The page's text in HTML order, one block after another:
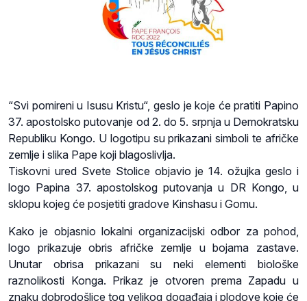
“Svi pomireni u Isusu Kristu“, geslo je koje će pratiti Papino
37. apostolsko putovanje od 2. do 5. srpnja u Demokratsku
Republiku Kongo. U logotipu su prikazani simboli te afričke
zemlje i slika Pape koji blagoslivlja.
Tiskovni ured Svete Stolice objavio je 14. ožujka geslo i
logo Papina 37. apostolskog putovanja u DR Kongo, u
sklopu kojeg će posjetiti gradove Kinshasu i Gomu.
Kako je objasnio lokalni organizacijski odbor za pohod,
logo prikazuje obris afričke zemlje u bojama zastave.
Unutar obrisa prikazani su neki elementi biološke
raznolikosti Konga. Prikaz je otvoren prema Zapadu u
znaku dobrodošlice tog velikog događaja i plodove koje će